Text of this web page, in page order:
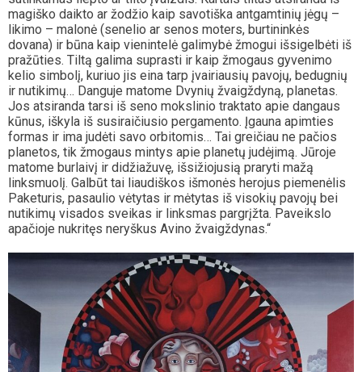
magiško daikto ar žodžio kaip savotiška antgamtinių jėgų –
likimo – malonė (senelio ar senos moters, burtininkės
dovana) ir būna kaip vienintelė galimybė žmogui išsigelbėti iš
pražūties. Tiltą galima suprasti ir kaip žmogaus gyvenimo
kelio simbolį, kuriuo jis eina tarp įvairiausių pavojų, bedugnių
ir nutikimų… Danguje matome Dvynių žvaigždyną, planetas.
Jos atsiranda tarsi iš seno mokslinio traktato apie dangaus
kūnus, iškyla iš susiraičiusio pergamento. Įgauna apimties
formas ir ima judėti savo orbitomis… Tai greičiau ne pačios
planetos, tik žmogaus mintys apie planetų judėjimą. Jūroje
matome burlaivį ir didžiažuvę, išsižiojusią praryti mažą
linksmuolį. Galbūt tai liaudiškos išmonės herojus piemenėlis
Paketuris, pasaulio vėtytas ir mėtytas iš visokių pavojų bei
nutikimų visados sveikas ir linksmas pargrįžta. Paveikslo
apačioje nukritęs neryškus Avino žvaigždynas.“